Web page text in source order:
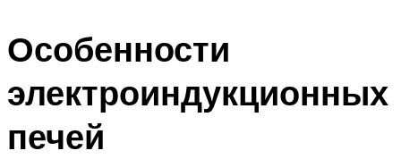
Особенности
электроиндукционных
печей